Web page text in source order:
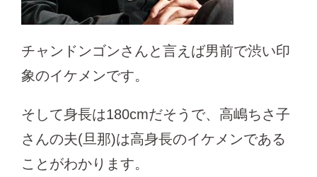
チャンドンゴンさんと言えば男前で渋い印
象のイケメンです。
そして身長は180cmだそうで、高嶋ちさ子
さんの夫(旦那)は高身長のイケメンである
ことがわかります。